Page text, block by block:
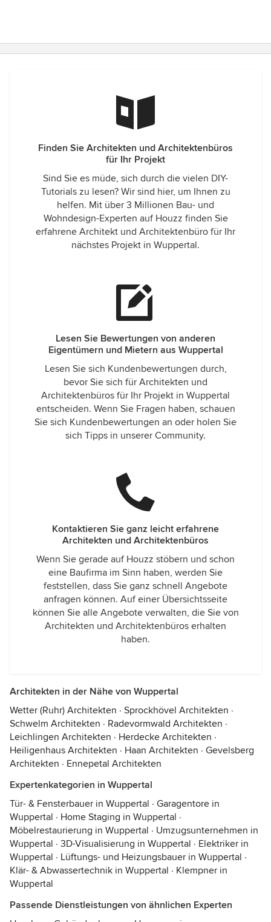
Finden Sie Architekten und Architektenbüros
für Ihr Projekt
Sind Sie es müde, sich durch die vielen DIY-
Tutorials zu lesen? Wir sind hier, um Ihnen zu
helfen. Mit über 3 Millionen Bau- und
Wohndesign-Experten auf Houzz finden Sie
erfahrene Architekt und Architektenbüro für Ihr
nächstes Projekt in Wuppertal.
Lesen Sie Bewertungen von anderen
Eigentümern und Mietern aus Wuppertal
Lesen Sie sich Kundenbewertungen durch,
bevor Sie sich für Architekten und
Architektenbüros für Ihr Projekt in Wuppertal
entscheiden. Wenn Sie Fragen haben, schauen
Sie sich Kundenbewertungen an oder holen Sie
sich Tipps in unserer Community.
Kontaktieren Sie ganz leicht erfahrene
Architekten und Architektenbüros
Wenn Sie gerade auf Houzz stöbern und schon
eine Baufirma im Sinn haben, werden Sie
feststellen, dass Sie ganz schnell Angebote
anfragen können. Auf einer Übersichtsseite
können Sie alle Angebote verwalten, die Sie von
Architekten und Architektenbüros erhalten
haben.
Architekten in der Nähe von Wuppertal
Wetter (Ruhr) Architekten · Sprockhövel Architekten ·
Schwelm Architekten · Radevormwald Architekten ·
Leichlingen Architekten · Herdecke Architekten ·
Heiligenhaus Architekten · Haan Architekten · Gevelsberg
Architekten · Ennepetal Architekten
Expertenkategorien in Wuppertal
Tür- & Fensterbauer in Wuppertal · Garagentore in
Wuppertal · Home Staging in Wuppertal ·
Möbelrestaurierung in Wuppertal · Umzugsunternehmen in
Wuppertal · 3D-Visualisierung in Wuppertal · Elektriker in
Wuppertal · Lüftungs- und Heizungsbauer in Wuppertal ·
Klär- & Abwassertechnik in Wuppertal · Klempner in
Wuppertal
Passende Dienstleistungen von ähnlichen Experten